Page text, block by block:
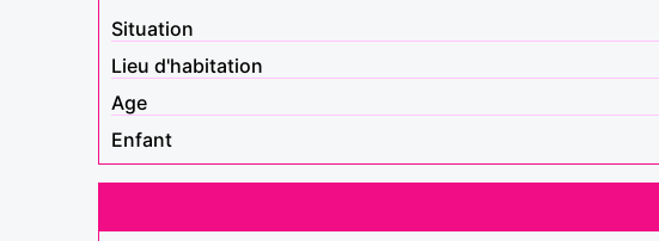
Situation
Lieu d'habitation
Age
Enfant